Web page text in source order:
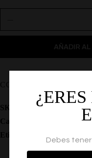
AÑADIR
COMPARTIR
SKU: SE-0077-10-3
Categoría:
Etiqueta:
Debes tener